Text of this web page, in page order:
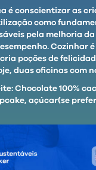
é conscientizar as
como
pela melhoria
Cozinhar
poções de
duas oficinas com
Chocolate 100%
açúcar(se